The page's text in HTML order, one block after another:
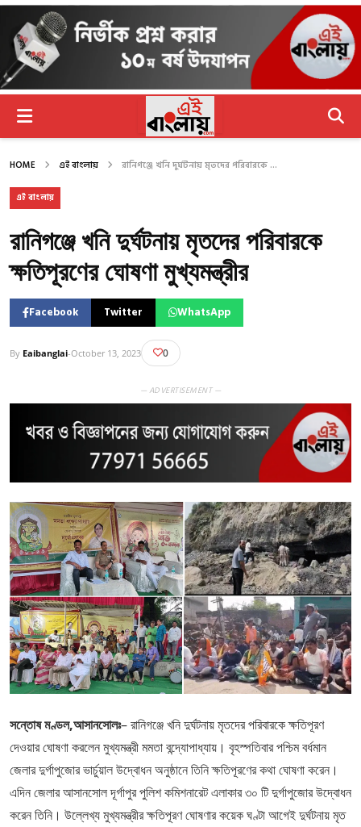
HOME এই বাংলায় রানিগঞ্জে খনি দুর্ঘটনায় মৃতদের পরিবারকে ...
এই বাংলায়
রানিগঞ্জে খনি দুর্ঘটনায় মৃতদের পরিবারকে
ক্ষতিপূরণের ঘোষণা মুখ্যমন্ত্রীর
Facebook Twitter WhatsApp
By Eaibanglai-October 13, 2023 0
— ADVERTISEMENT —
সন্তোষ মণ্ডল,আসানসোলঃ– রানিগঞ্জে খনি দুর্ঘটনায় মৃতদের পরিবারকে ক্ষতিপূরণ
দেওয়ার ঘোষণা করলেন মুখ্যমন্ত্রী মমতা বন্দ্যোপাধ্যায়। বৃহস্পতিবার পশ্চিম বর্ধমান
জেলার দুর্গাপুজোর ভার্চুয়াল উদ্বোধন অনুষ্ঠানে তিনি ক্ষতিপূরণের কথা ঘোষণা করেন।
এদিন জেলার আসানসোল দূর্গাপুর পুলিশ কমিশনারেট এলাকার ৩০ টি দুর্গাপুজোর উদ্বোধন
করেন তিনি। উল্লেখ্য মুখ্যমন্ত্রীর ক্ষতিপূরণ ঘোষণার কয়েক ঘণ্টা আগেই দুর্ঘটনায় মৃত